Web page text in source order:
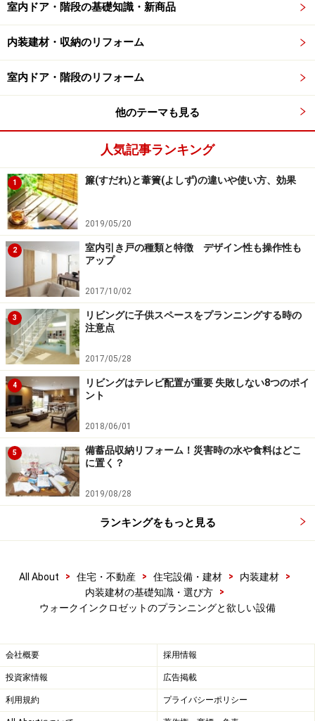
収納物が分かりやすく、出し入れしやすい
ことが基本
アルミフレームと棚板を組み合わせてつくる収納。フレーム
は高さ、棚板・パイプ類は幅を自由なサイズにカットできる
ので、さまざまな間口、高さのプランに対応可能。 [システ
ム収納 フレームタイプ]
空間内部のつくり方の基本は、収納する物が確認しやす
く、出し入れしやすいスタイルとすること。造作工事で
も、棚やハンガーパイプなどをプランニングすることは
できますが、ホームセンターや家具ショップなどでも、
さまざまな収納パーツやアイテムが揃っているので取り
入れても。手持ちのタンスやチェストを利用し、組み合
わせてもいいでしょう。
建材メーカーから提案されているウォークインクロゼッ
ト向けの商品は、チェストや引き出しユニット、パイプ
やハンガーなど、細かなパーツがラインナップされてい
るものが多く、収納するものに合わせて、出し入れしや
すい工夫を施した商品が揃っています。取り入れる際に
は、出来る限り、ショールームなどで実際の空間に組み
どの確認を。モデルハウスやモデルルームなどのプラン
設置する場所に適したと扉形状、デザイン
ウォークインクロゼットは、物を持って出入りする空
間。間取りプランに合わせた出入口のプラン、間口サイ
ズなどを検討することも大切でしょう。もちろん、出入
口扉のスタイルも重要です。収納スペースの扉として
室内ドア・階段の基礎知識・新商品
内装建材・収納のリフォーム
室内ドア・階段のリフォーム
他のテーマも見る
人気記事ランキング
1 簾(すだれ)と葦簀(よしず)の違いや使い方、効果
2019/05/20
2
室内引き戸の種類と特徴 デザイン性も操作性も
アップ
2017/10/02
3
リビングに子供スペースをプランニングする時の
注意点
2017/05/28
4
リビングはテレビ配置が重要 失敗しない8つのポイ
ント
2018/06/01
5
備蓄品収納リフォーム！災害時の水や食料はどこ
に置く？
2019/08/28
ランキングをもっと見る
All About > 住宅・不動産 > 住宅設備・建材 > 内装建材
>
内装建材の基礎知識・選び方
>
ウォークインクロゼットのプランニングと欲しい設備
会社概要 採用情報
投資家情報 広告掲載
利用規約 プライバシーポリシー